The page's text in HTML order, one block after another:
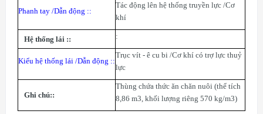
Phanh tay /Dẫn động ::
Tác động lên hệ thống truyền lực /Cơ
khí
Hệ thống lái :: :
Kiểu hệ thống lái /Dẫn động ::
Trục vít - ê cu bi /Cơ khí có trợ lực thuỷ
lực
Ghi chú::
Thùng chứa thức ăn chăn nuôi (thể tích
8,86 m3, khối lượng riêng 570 kg/m3)